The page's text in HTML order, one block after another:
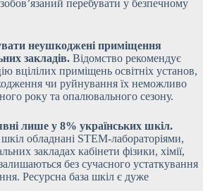
перебувати у безпечному
неушкоджені приміщення
закладів. Відомство рекомендує
вцілілих приміщень освітніх установ,
чи руйнування їх неможливо
року та опалювального сезону.
лише у 8% українських шкіл.
обладнані STEM-лабораторіями,
закладах кабінети фізики, хімії,
без сучасного устаткування
Ресурсна база шкіл є дуже